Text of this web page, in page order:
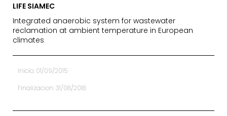
LIFE SIAMEC
Integrated anaerobic system for wastewater
reclamation at ambient temperature in European
climates
Inicio: 01/09/2015
Finalizacion: 31/08/2018